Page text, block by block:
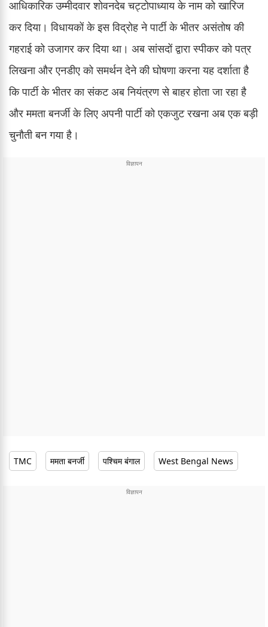
आधिकारिक उम्मीदवार शोवनदेब चट्टोपाध्याय के नाम को खारिज
कर दिया। विधायकों के इस विद्रोह ने पार्टी के भीतर असंतोष की
गहराई को उजागर कर दिया था। अब सांसदों द्वारा स्पीकर को पत्र
लिखना और एनडीए को समर्थन देने की घोषणा करना यह दर्शाता है
कि पार्टी के भीतर का संकट अब नियंत्रण से बाहर होता जा रहा है
और ममता बनर्जी के लिए अपनी पार्टी को एकजुट रखना अब एक बड़ी
चुनौती बन गया है।
TMC ममता बनर्जी पश्चिम बंगाल West Bengal News